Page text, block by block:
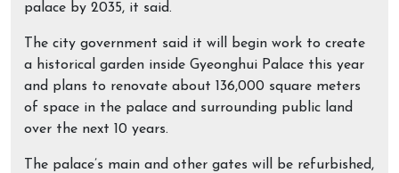
palace by 2035, it said.
The city government said it will begin work to create
a historical garden inside Gyeonghui Palace this year
and plans to renovate about 136,000 square meters
of space in the palace and surrounding public land
over the next 10 years.
The palace’s main and other gates will be refurbished,